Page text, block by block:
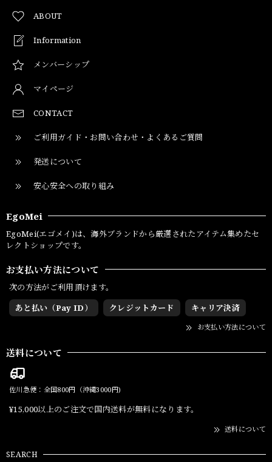
ABOUT
Information
メンバーシップ
マイページ
CONTACT
ご利用ガイド・お問い合わせ・よくあるご質問
発送について
安心安全への取り組み
EgoMei
EgoMei(エゴメイ)は、海外ブランドから厳選されたアイテム集めたセ
レクトショップです。
お支払い方法について
次の方法がご利用頂けます。
あと払い（Pay ID）
クレジットカード キャリア決済
お支払い方法について
送料について
佐川急便：全国800円（沖縄3000円)
¥15,000以上のご注文で国内送料が無料になります。
送料について
SEARCH